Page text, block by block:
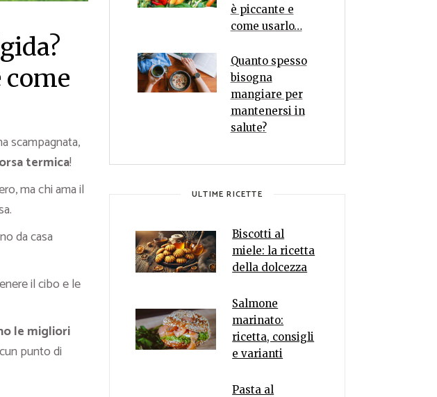
come
scampagnata,
termica!
ma chi ama il
da casa
il cibo e le
le migliori
punto di
è piccante e
come usarlo…
Quanto spesso
bisogna
mangiare per
mantenersi in
salute?
ULTIME RICETTE
Biscotti al
miele: la ricetta
della dolcezza
Salmone
marinato:
ricetta, consigli
e varianti
Pasta al